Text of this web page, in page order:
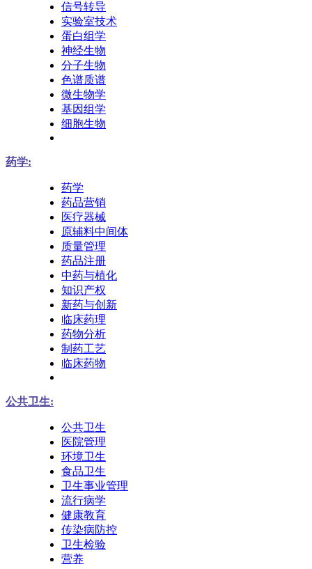
信号转导
实验室技术
蛋白组学
神经生物
分子生物
色谱质谱
微生物学
基因组学
细胞生物
药学:
药学
药品营销
医疗器械
原辅料中间体
质量管理
药品注册
中药与植化
知识产权
新药与创新
临床药理
药物分析
制药工艺
临床药物
公共卫生:
公共卫生
医院管理
环境卫生
食品卫生
卫生事业管理
流行病学
健康教育
传染病防控
卫生检验
营养